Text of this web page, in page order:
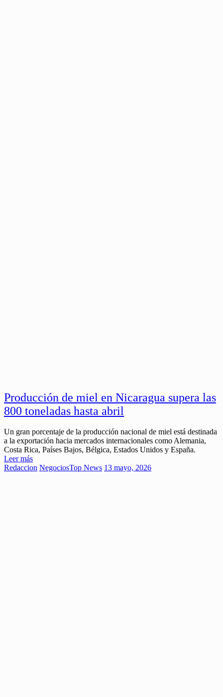
Producción de miel en Nicaragua supera las
800 toneladas hasta abril
Un gran porcentaje de la producción nacional de miel está destinada
a la exportación hacia mercados internacionales como Alemania,
Costa Rica, Países Bajos, Bélgica, Estados Unidos y España.
Leer más
Redaccion NegociosTop News 13 mayo, 2026